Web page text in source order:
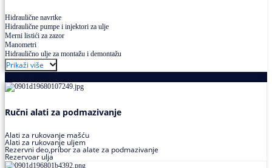
Hidraulične navrtke
Hidraulične pumpe i injektori za ulje
Merni listići za zazor
Manometri
Hidraulično ulje za montažu i demontažu
Prikaži više
Ručni alati za podmazivanje
Alati za rukovanje mašću
Alati za rukovanje uljem
Rezervni deo,pribor za alate za podmazivanje
Rezervoar ulja